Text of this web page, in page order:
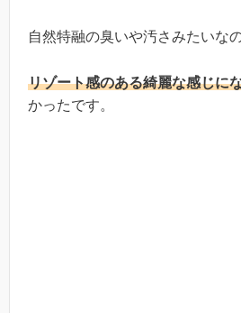
自然特融の臭いや汚さみたいな
リゾート感のある綺麗な感じに
かったです。